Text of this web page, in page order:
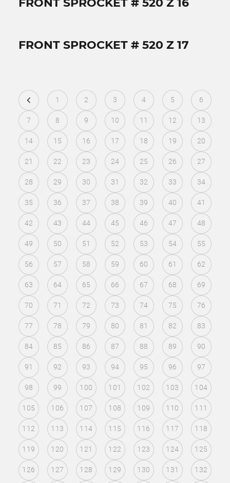
FRONT SPROCKET # 520 Z 17
1 2 3 4 5 6
7 8 9 10 11 12 13
14 15 16 17 18 19 20
21 22 23 24 25 26 27
28 29 30 31 32 33 34
35 36 37 38 39 40 41
42 43 44 45 46 47 48
49 50 51 52 53 54 55
56 57 58 59 60 61 62
63 64 65 66 67 68 69
70 71 72 73 74 75 76
77 78 79 80 81 82 83
84 85 86 87 88 89 90
91 92 93 94 95 96 97
98 99 100 101 102 103 104
105 106 107 108 109 110 111
112 113 114 115 116 117 118
119 120 121 122 123 124 125
126 127 128 129 130 131 132